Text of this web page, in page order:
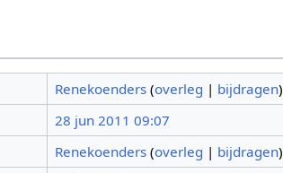
Renekoenders (overleg | bijdragen)
28 jun 2011 09:07
Renekoenders (overleg | bijdragen)